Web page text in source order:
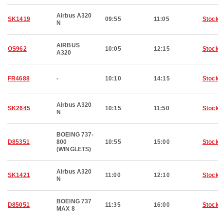
SK1419
Airbus A320
N
09:55 11:05
OS962
AIRBUS
A320
10:05 12:15
FR4688 - 10:10 14:15
SK2645
Airbus A320
N
10:15 11:50
D85351
BOEING 737-
800
(WINGLETS)
10:55 15:00
SK1421
Airbus A320
N
11:00 12:10
D85051
BOEING 737
MAX 8
11:35 16:00